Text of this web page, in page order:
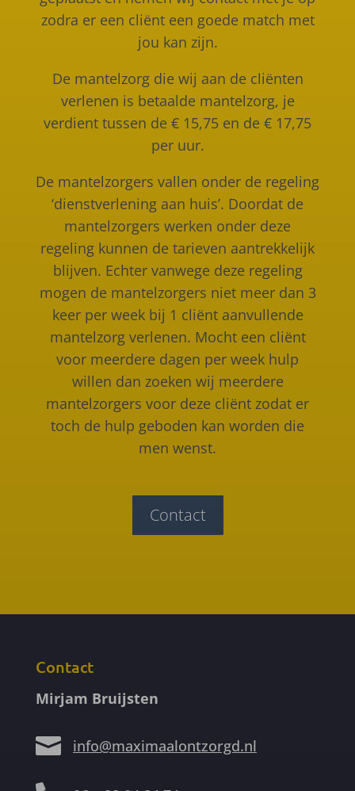
zodra er een cliënt een goede match met
jou kan zijn.
De mantelzorg die wij aan de cliënten
verlenen is betaalde mantelzorg, je
verdient tussen de € 15,75 en de € 17,75
per uur.
De mantelzorgers vallen onder de regeling
‘dienstverlening aan huis’. Doordat de
mantelzorgers werken onder deze
regeling kunnen de tarieven aantrekkelijk
blijven. Echter vanwege deze regeling
mogen de mantelzorgers niet meer dan 3
keer per week bij 1 cliënt aanvullende
mantelzorg verlenen. Mocht een cliënt
voor meerdere dagen per week hulp
willen dan zoeken wij meerdere
mantelzorgers voor deze cliënt zodat er
toch de hulp geboden kan worden die
men wenst.
Contact
Contact
Mirjam Bruijsten
 info@maximaalontzorgd.nl